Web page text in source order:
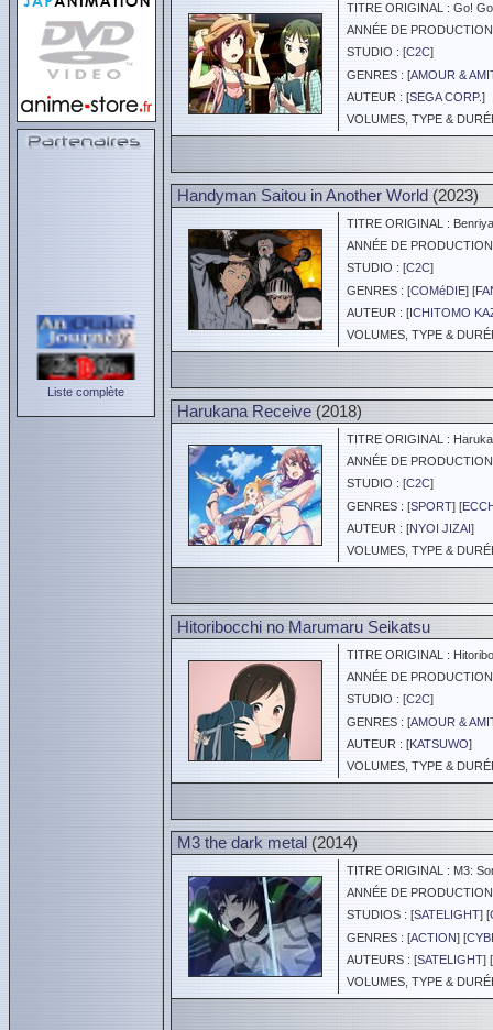
Liste complète
TITRE ORIGINAL : Go!
ANNÉE DE
STUDIO : [C2C]
GENRES : [AMOUR &
AUTEUR : [SEGA CORP.]
VOLUMES, TYPE &
Handyman Saitou in Another World (2023)
TITRE ORIGINAL :
ANNÉE DE
STUDIO : [C2C]
GENRES : [COMéDIE] [
AUTEUR : [ICHITOMO
VOLUMES, TYPE &
Harukana Receive (2018)
TITRE ORIGINAL :
ANNÉE DE
STUDIO : [C2C]
GENRES : [SPORT] [
AUTEUR : [NYOI JIZAI]
VOLUMES, TYPE &
Hitoribocchi no Marumaru Seikatsu
TITRE ORIGINAL :
ANNÉE DE
STUDIO : [C2C]
GENRES : [AMOUR &
AUTEUR : [KATSUWO]
VOLUMES, TYPE &
M3 the dark metal (2014)
TITRE ORIGINAL : M3:
ANNÉE DE
STUDIOS : [SATELIGHT] [
GENRES : [ACTION] [
AUTEURS : [SATELIGHT] [
VOLUMES, TYPE &